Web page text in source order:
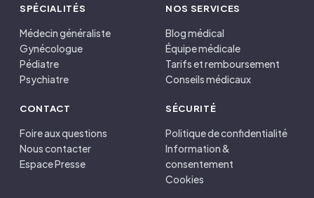
SPÉCIALITÉS
Médecin généraliste
Gynécologue
Pédiatre
Psychiatre
NOS SERVICES
Blog médical
Équipe médicale
Tarifs et remboursement
Conseils médicaux
CONTACT
Foire aux questions
Nous contacter
Espace Presse
SÉCURITÉ
Politique de confidentialité
Information &
consentement
Cookies